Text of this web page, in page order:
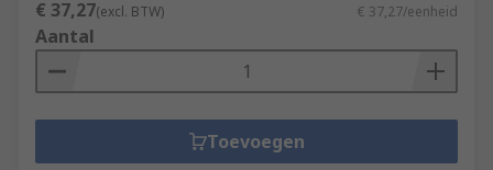
€ 37,27(excl. BTW) € 37,27/eenheid
Aantal
Toevoegen